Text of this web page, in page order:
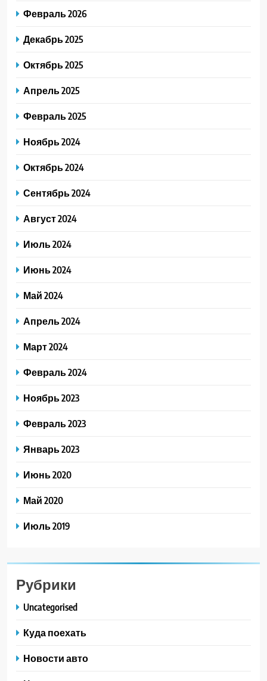
Февраль 2026
Декабрь 2025
Октябрь 2025
Апрель 2025
Февраль 2025
Ноябрь 2024
Октябрь 2024
Сентябрь 2024
Август 2024
Июль 2024
Июнь 2024
Май 2024
Апрель 2024
Март 2024
Февраль 2024
Ноябрь 2023
Февраль 2023
Январь 2023
Июнь 2020
Май 2020
Июль 2019
Рубрики
Uncategorised
Куда поехать
Новости авто